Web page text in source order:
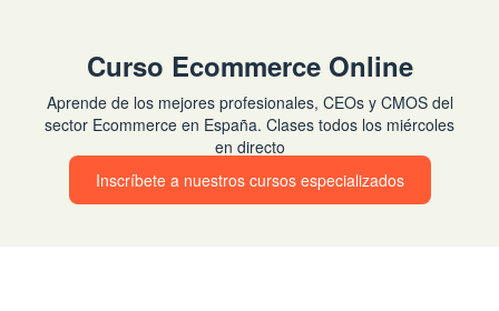
Curso Ecommerce Online
Aprende de los mejores profesionales, CEOs y CMOS del
sector Ecommerce en España. Clases todos los miércoles
en directo
Inscríbete a nuestros cursos especializados